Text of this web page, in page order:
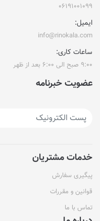
۰۶۱۹۱۰۰۱۰۹۹
ایمیل:
info@rinokala.com
ساعات کاری:
۹:۰۰ صبح الی ۶:۰۰ بعد از ظهر
عضویت خبرنامه
خدمات مشتریان
پیگیری سفارش
قوانین و مقررات
تماس با ما